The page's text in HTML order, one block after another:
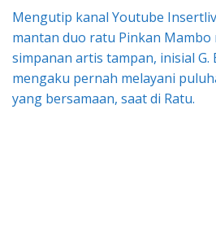
Mengutip kanal Youtube
mantan duo ratu Pinkan Mambo
simpanan artis tampan, inisial G.
mengaku pernah melayani
yang bersamaan, saat di Ratu.